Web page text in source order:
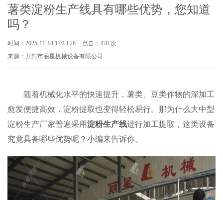
薯类淀粉生产线具有哪些优势，您知道
吗？
时间：2025-11-18 17:13:28
点击：470 次
来源：开封市丽星机械设备有限公司
随着机械化水平的快速提升，薯类、豆类作物的深加工
愈发便捷高效，淀粉提取也变得轻松易行。那为什么大中型
淀粉生产厂家普遍采用淀粉生产线进行加工提取，这类设备
究竟具备哪些优势呢？小编来告诉你。